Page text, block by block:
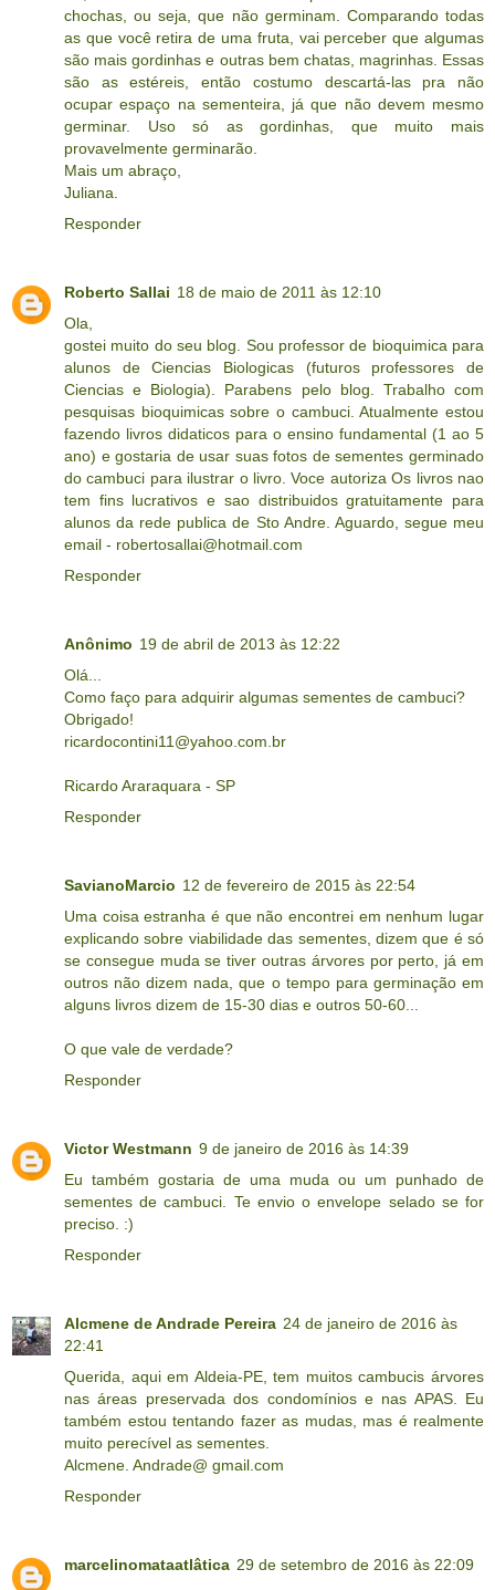
chochas, ou seja, que não germinam. Comparando todas
as que você retira de uma fruta, vai perceber que algumas
são mais gordinhas e outras bem chatas, magrinhas. Essas
são as estéreis, então costumo descartá-las pra não
ocupar espaço na sementeira, já que não devem mesmo
germinar. Uso só as gordinhas, que muito mais
provavelmente germinarão.
Mais um abraço,
Juliana.
Responder
Roberto Sallai 18 de maio de 2011 às 12:10
Ola,
gostei muito do seu blog. Sou professor de bioquimica para
alunos de Ciencias Biologicas (futuros professores de
Ciencias e Biologia). Parabens pelo blog. Trabalho com
pesquisas bioquimicas sobre o cambuci. Atualmente estou
fazendo livros didaticos para o ensino fundamental (1 ao 5
ano) e gostaria de usar suas fotos de sementes germinado
do cambuci para ilustrar o livro. Voce autoriza Os livros nao
tem fins lucrativos e sao distribuidos gratuitamente para
alunos da rede publica de Sto Andre. Aguardo, segue meu
email - robertosallai@hotmail.com
Responder
Anônimo 19 de abril de 2013 às 12:22
Olá...
Como faço para adquirir algumas sementes de cambuci?
Obrigado!
ricardocontini11@yahoo.com.br
Ricardo Araraquara - SP
Responder
SavianoMarcio 12 de fevereiro de 2015 às 22:54
Uma coisa estranha é que não encontrei em nenhum lugar
explicando sobre viabilidade das sementes, dizem que é só
se consegue muda se tiver outras árvores por perto, já em
outros não dizem nada, que o tempo para germinação em
alguns livros dizem de 15-30 dias e outros 50-60...
O que vale de verdade?
Responder
Victor Westmann 9 de janeiro de 2016 às 14:39
Eu também gostaria de uma muda ou um punhado de
sementes de cambuci. Te envio o envelope selado se for
preciso. :)
Responder
Alcmene de Andrade Pereira 24 de janeiro de 2016 às
22:41
Querida, aqui em Aldeia-PE, tem muitos cambucis árvores
nas áreas preservada dos condomínios e nas APAS. Eu
também estou tentando fazer as mudas, mas é realmente
muito perecível as sementes.
Alcmene. Andrade@ gmail.com
Responder
marcelinomataatlâtica 29 de setembro de 2016 às 22:09